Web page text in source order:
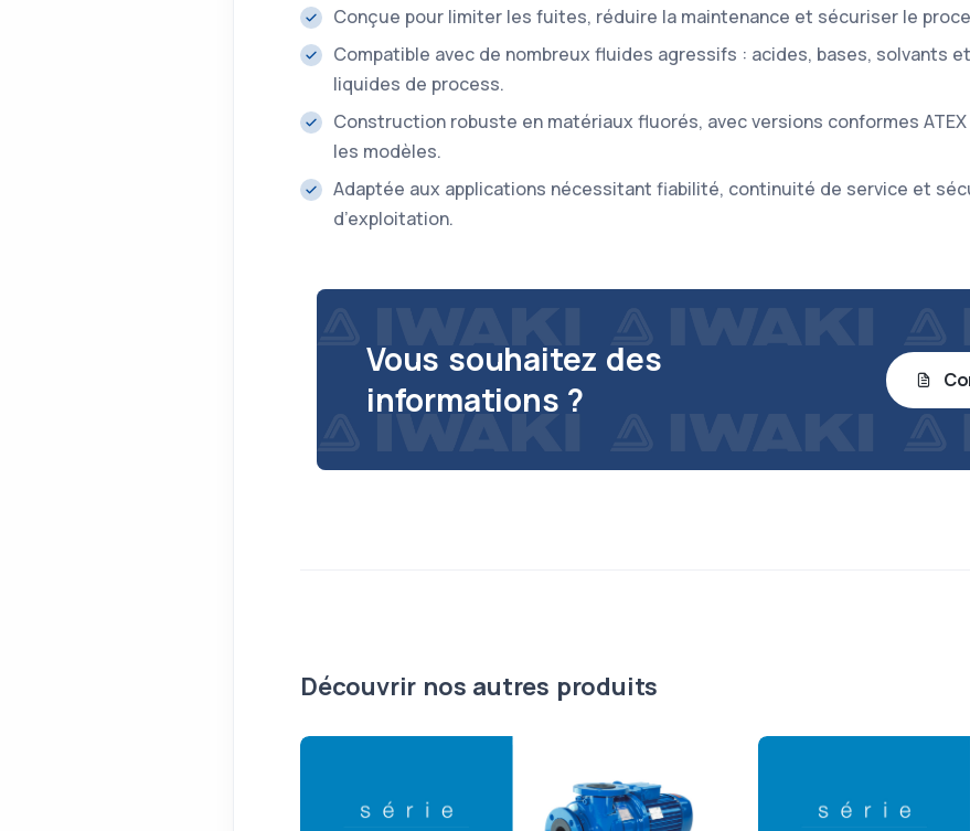
Conçue pour limiter les fuites, réduire la maintenance et sécuriser le
Compatible avec de nombreux fluides agressifs : acides, bases, solvants et
liquides de process.
Construction robuste en matériaux fluorés, avec versions conformes
les modèles.
Adaptée aux applications nécessitant fiabilité, continuité de service et
d’exploitation.
Vous souhaitez des
informations ?
Découvrir nos autres produits